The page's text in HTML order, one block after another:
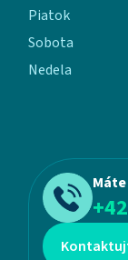
Piatok
Sobota
Nedela